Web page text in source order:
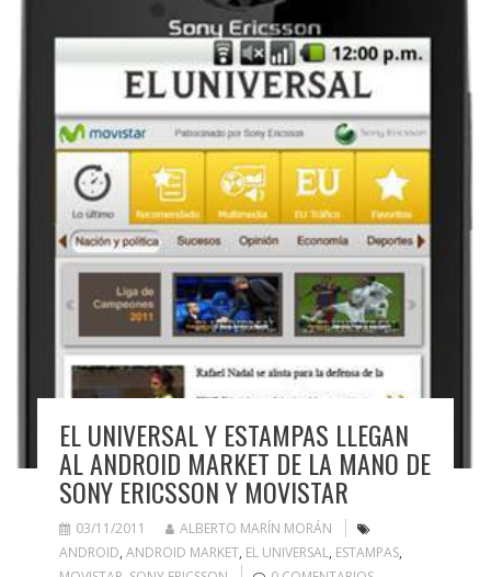
EL UNIVERSAL Y ESTAMPAS LLEGAN
AL ANDROID MARKET DE LA MANO DE
SONY ERICSSON Y MOVISTAR
03/11/2011
ALBERTO MARÍN MORÁN
ANDROID, ANDROID MARKET, EL UNIVERSAL, ESTAMPAS,